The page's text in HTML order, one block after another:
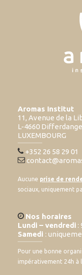
Aromas Institut
11, Avenue de la
L-4660
LUXEMBOURG
+352 26 58 29 01
Aucune prise de
sociaux, uniquement
Nos horaires
Lundi – vendredi :
Samedi :
Pour une bonne
impérativement 24h à